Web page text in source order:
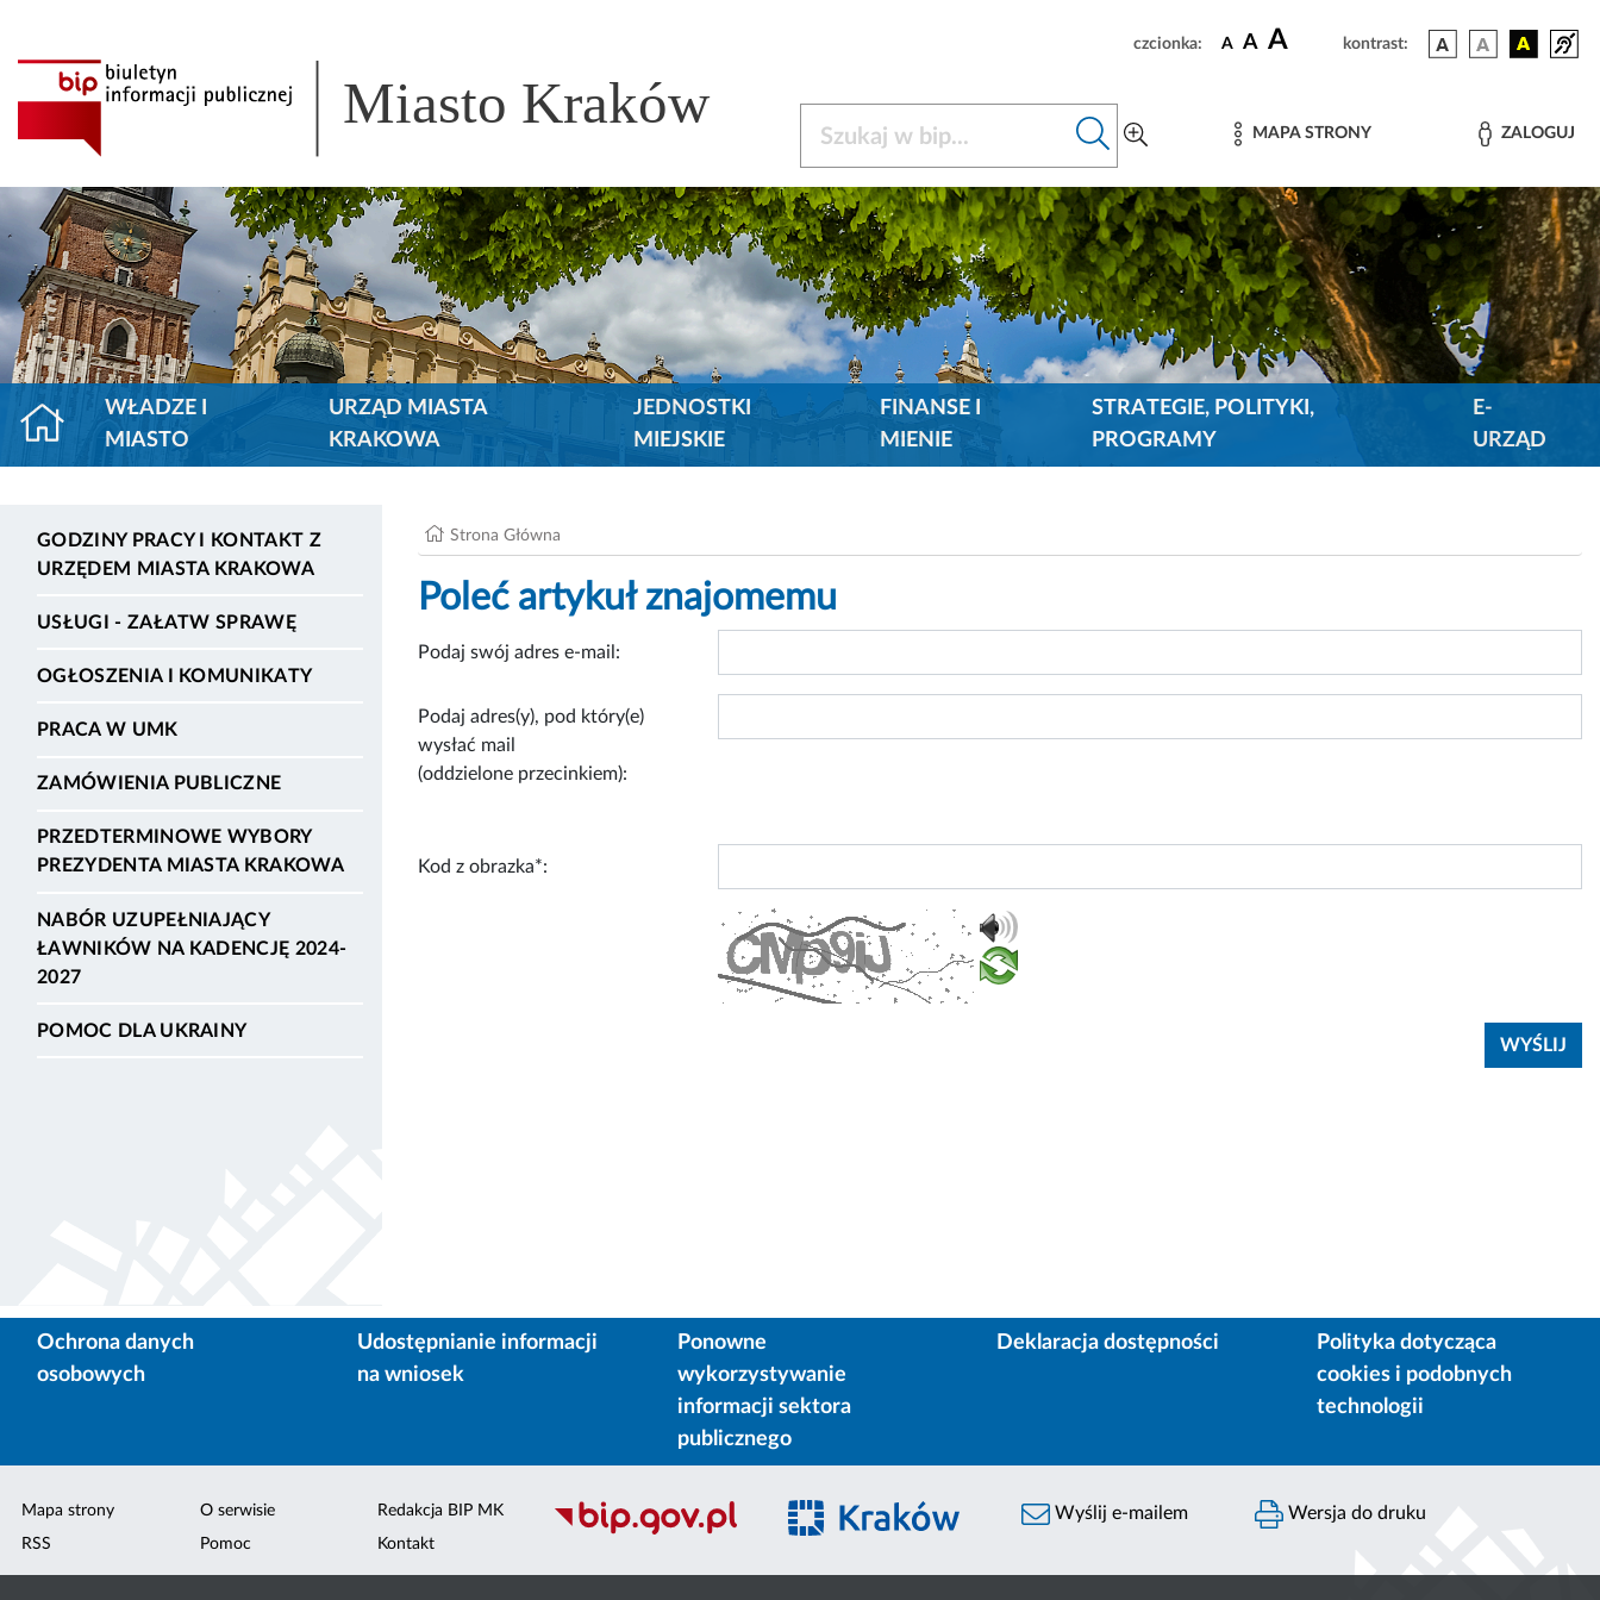
czcionka: A A A kontrast:
Miasto Kraków MAPA STRONY ZALOGUJ
WŁADZE I
MIASTO
URZĄD MIASTA
KRAKOWA
JEDNOSTKI
MIEJSKIE
FINANSE I
MIENIE
STRATEGIE, POLITYKI,
PROGRAMY
E-
URZĄD
GODZINY PRACY I KONTAKT Z
URZĘDEM MIASTA KRAKOWA
USŁUGI - ZAŁATW SPRAWĘ
OGŁOSZENIA I KOMUNIKATY
PRACA W UMK
ZAMÓWIENIA PUBLICZNE
PRZEDTERMINOWE WYBORY
PREZYDENTA MIASTA KRAKOWA
NABÓR UZUPEŁNIAJĄCY
ŁAWNIKÓW NA KADENCJĘ 2024-
2027
POMOC DLA UKRAINY
Strona Główna
Poleć artykuł znajomemu
Podaj swój adres e-mail:
Podaj adres(y), pod który(e)
wysłać mail
(oddzielone przecinkiem):
Kod z obrazka*:
Ochrona danych
osobowych
Udostępnianie informacji
na wniosek
Ponowne
wykorzystywanie
informacji sektora
publicznego
Deklaracja dostępności
Polityka dotycząca
cookies i podobnych
technologii
Mapa strony
RSS
O serwisie
Pomoc
Redakcja BIP MK
Kontakt
Wyślij e-mailem Wersja do druku